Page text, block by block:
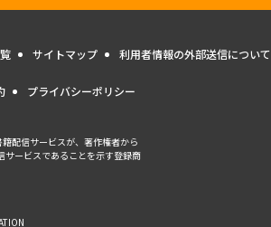
サイトマップ 利用者情報の外部送信について
プライバシーポリシー
配信サービスが、著作権者から
サービスであることを示す登録商